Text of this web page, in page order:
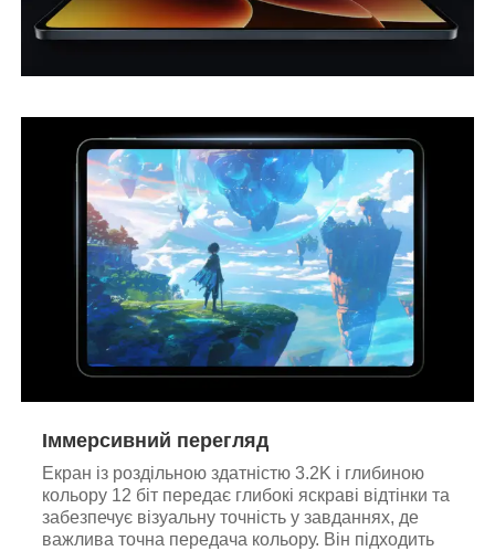
Іммерсивний перегляд
Екран із роздільною здатністю 3.2K і глибиною
кольору 12 біт передає глибокі яскраві відтінки та
забезпечує візуальну точність у завданнях, де
важлива точна передача кольору. Він підходить